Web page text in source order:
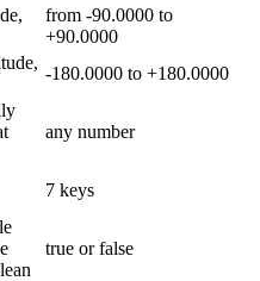
from -90.0000 to
+90.0000
-180.0000 to +180.0000
any number
7 keys
true or false